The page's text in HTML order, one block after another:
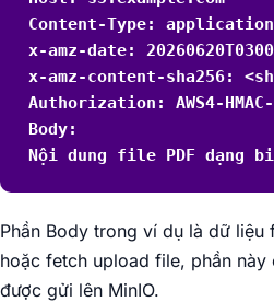
Content-Type:
x-amz-date:
x-amz-content-sha256:
Authorization: AWS4-
Body:
Nội dung file PDF dạng
Phần Body trong ví dụ là dữ liệu
hoặc fetch upload file, phần
được gửi lên MinIO.